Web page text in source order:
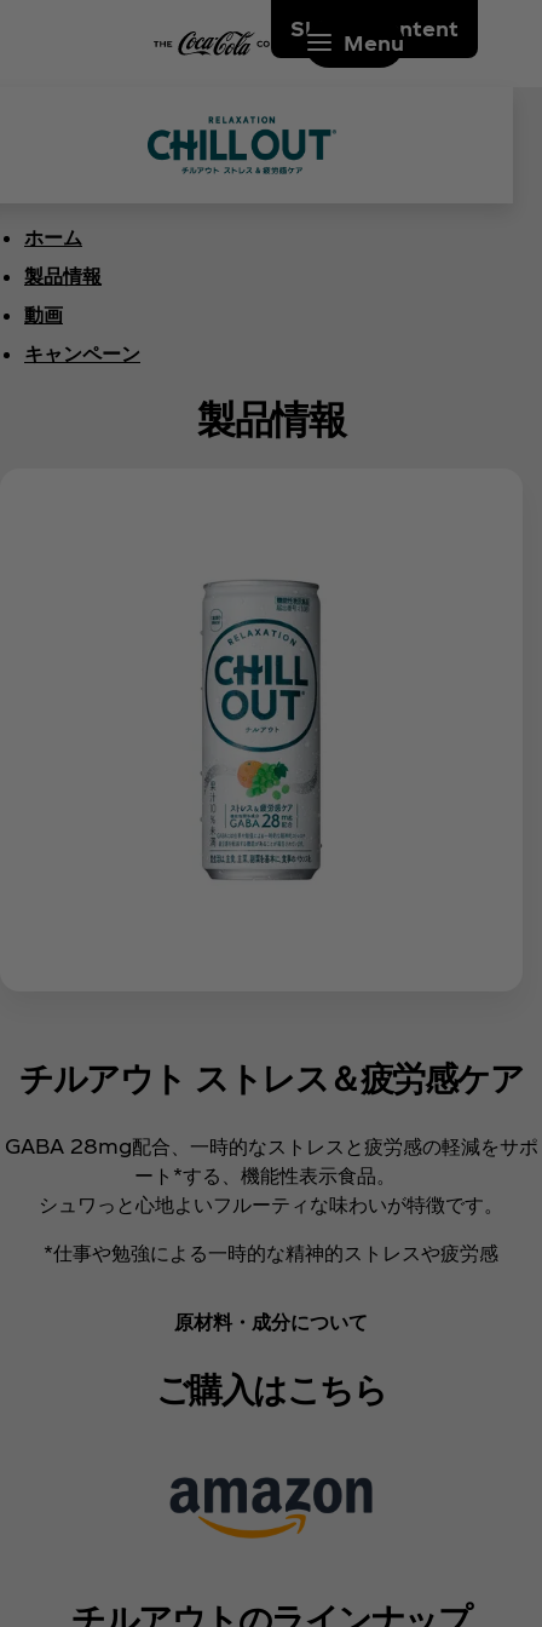
Skip to content
Menu
ホーム
製品情報
動画
キャンペーン
製品情報
チルアウト ストレス＆疲労感ケア
GABA 28mg配合、一時的なストレスと疲労感の軽減をサポ
ート*する、機能性表示食品。 ​
シュワっと心地よいフルーティな味わいが特徴です。​
*仕事や勉強による一時的な精神的ストレスや疲労感​
原材料・成分について
ご購入はこちら
チルアウトのラインナップ